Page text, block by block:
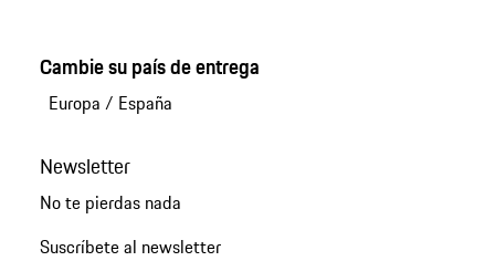
Cambie su país de entrega
Europa / España
Newsletter
No te pierdas nada
Suscríbete al newsletter